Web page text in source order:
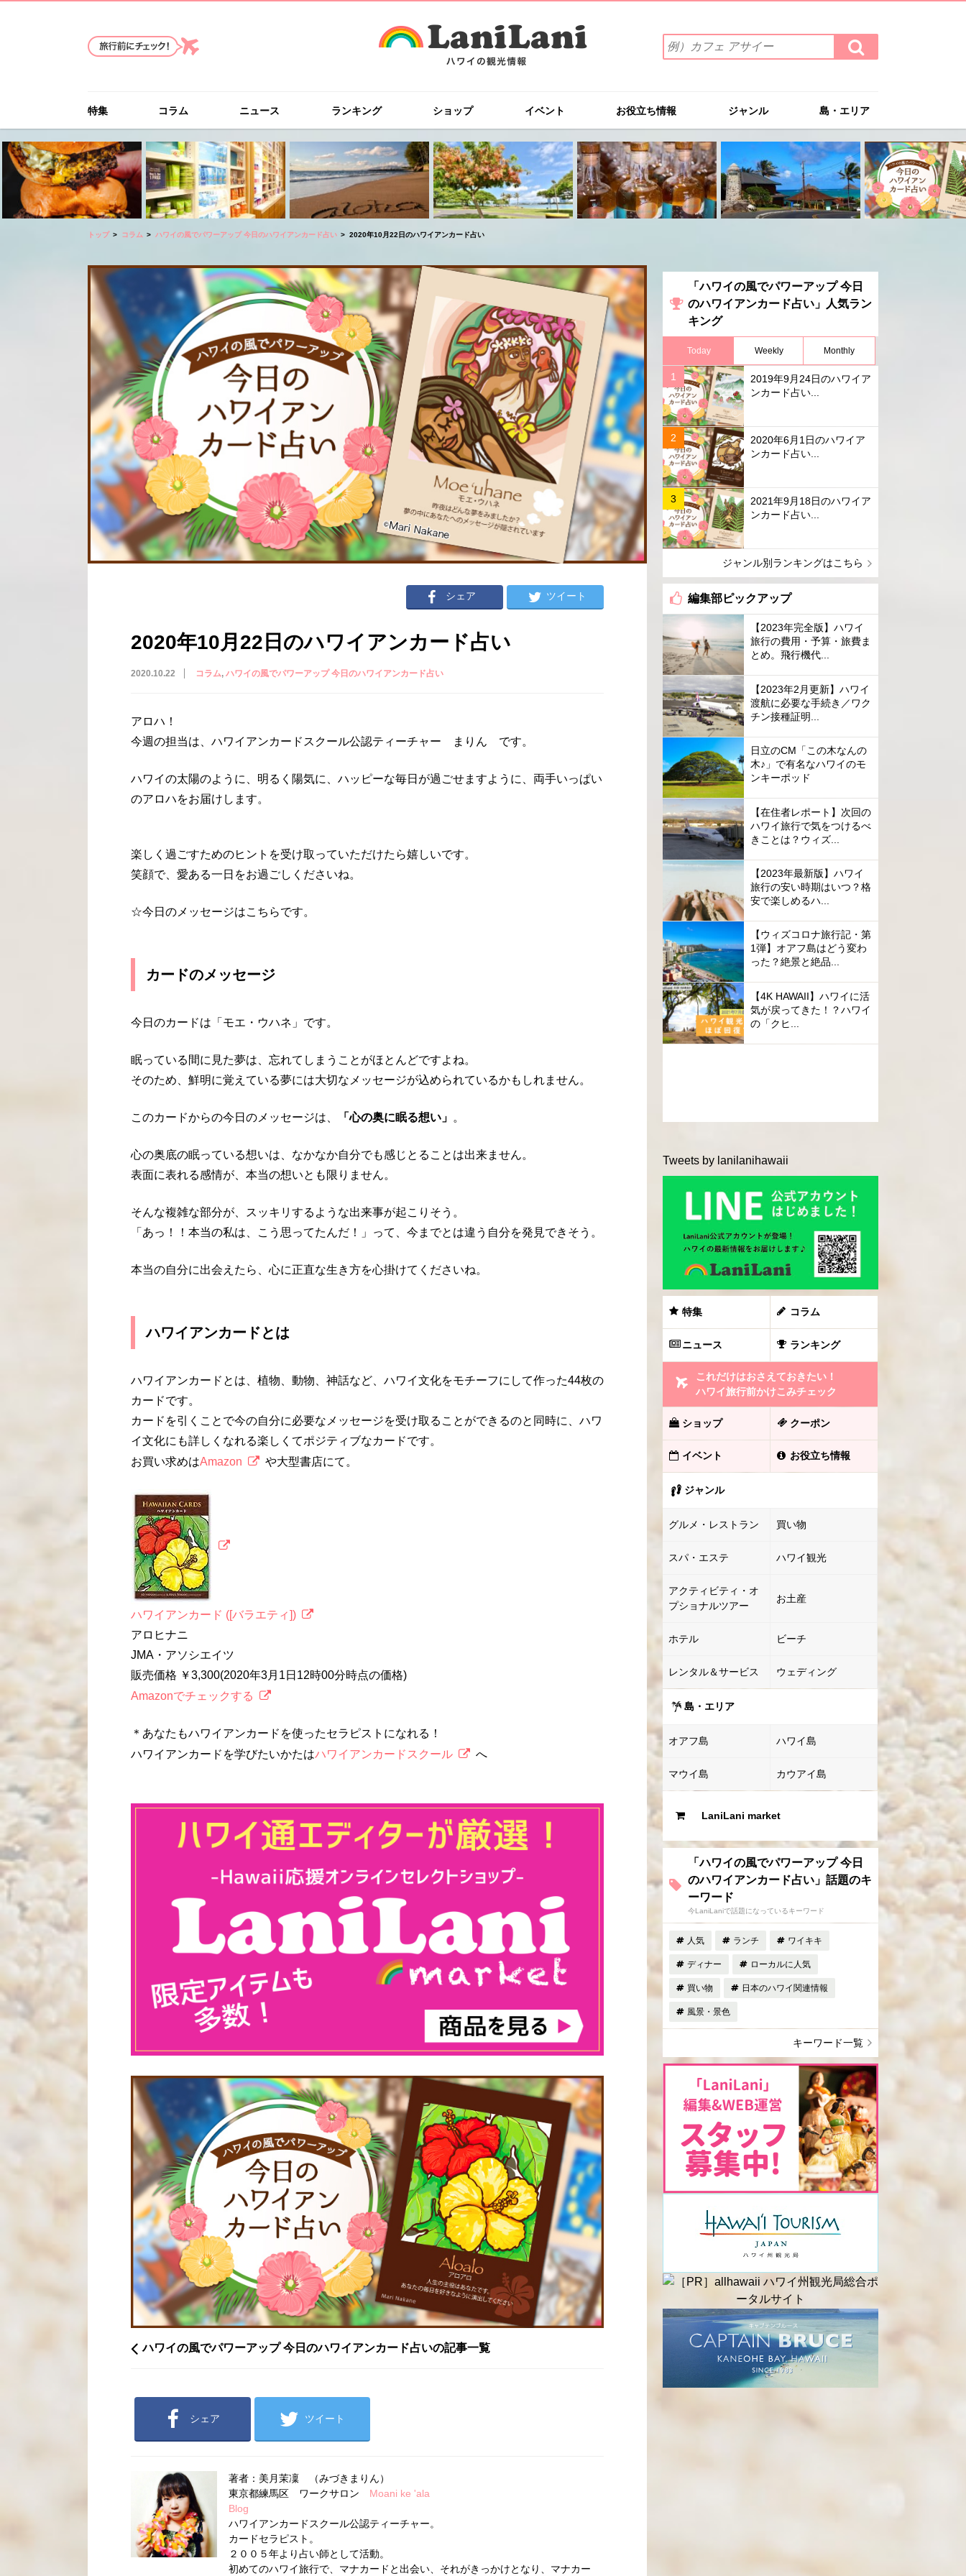
索
ワ
を
入
力
(例）
カ
フ
ェ
イ
検
索
す
特集 コラム ニュース ランキング ショップ イベント お役立ち情報 ジャンル 島・エリア
トップ コラム ハワイの風でパワーアップ 今日のハワイアンカード占い 2020年10月22日のハワイアンカード占い
シェア ツイート
2020年10月22日のハワイアンカード占い
2020.10.22 コラム ハワイの風でパワーアップ 今日のハワイアンカード占い
アロハ！
今週の担当は、ハワイアンカードスクール公認ティーチャー まりん です。
ハワイの太陽のように、明るく陽気に、ハッピーな毎日が過ごせますように、両手いっぱい
のアロハをお届けします。
楽しく過ごすためのヒントを受け取っていただけたら嬉しいです。
笑顔で、愛ある一日をお過ごしくださいね。
☆今日のメッセージはこちらです。
カードのメッセージ
今日のカードは「モエ・ウハネ」です。
眠っている間に見た夢は、忘れてしまうことがほとんどですよね。
そのため、鮮明に覚えている夢には大切なメッセージが込められているかもしれません。
このカードからの今日のメッセージは、 「心の奥に眠る想い」 。
心の奥底の眠っている想いは、なかなか自分でも感じとることは出来ません。
表面に表れる感情が、本当の想いとも限りません。
そんな複雑な部分が、スッキリするような出来事が起こりそう。
「あっ！！本当の私は、こう思ってたんだ！」って、今までとは違う自分を発見できそう。
本当の自分に出会えたら、心に正直な生き方を心掛けてくださいね。
ハワイアンカードとは
ハワイアンカードとは、植物、動物、神話など、ハワイ文化をモチーフにして作った44枚の
カードです。
カードを引くことで今の自分に必要なメッセージを受け取ることができるのと同時に、ハワ
イ文化にも詳しくなれる楽しくてポジティブなカードです。
お買い求めはAmazon や大型書店にて。
ハワイアンカード ([バラエティ])
アロヒナニ
JMA・アソシエイツ
販売価格 ￥3,300(2020年3月1日12時00分時点の価格)
Amazonでチェックする
＊あなたもハワイアンカードを使ったセラピストになれる！
ハワイアンカードを学びたいかたはハワイアンカードスクール へ
ハワイの風でパワーアップ 今日のハワイアンカード占いの記事一覧
シェア ツイート
著者：美月茉凜 （みづきまりん）
東京都練馬区 ワークサロン Moani ke 'ala
Blog
ハワイアンカードスクール公認ティーチャー。
カードセラピスト。
２００５年より占い師として活動。
初めてのハワイ旅行で、マナカードと出会い、それがきっかけとなり、マナカー
「ハワイの風でパワーアップ 今日
のハワイアンカード占い」人気ラン
キング
Today Weekly Monthly
2019年9月24日のハワイア
ンカード占い...
2020年6月1日のハワイア
ンカード占い...
2021年9月18日のハワイア
ンカード占い...
ジャンル別ランキングはこちら
編集部ピックアップ
【2023年完全版】ハワイ
旅行の費用・予算・旅費ま
とめ。飛行機代...
【2023年2月更新】ハワイ
渡航に必要な手続き／ワク
チン接種証明...
日立のCM「この木なんの
木♪」で有名なハワイのモ
ンキーポッド
【在住者レポート】次回の
ハワイ旅行で気をつけるべ
きことは？ウィズ...
【2023年最新版】ハワイ
旅行の安い時期はいつ？格
安で楽しめるハ...
【ウィズコロナ旅行記・第
1弾】オアフ島はどう変わ
った？絶景と絶品...
【4K HAWAII】ハワイに活
気が戻ってきた！？ハワイ
の「クヒ...
Tweets by lanilanihawaii
特集 コラム
ニュース ランキング
これだけはおさえておきたい！
ハワイ旅行前かけこみチェック
ショップ クーポン
イベント お役立ち情報
ジャンル
グルメ・レストラン 買い物
スパ・エステ ハワイ観光
アクティビティ・オ
プショナルツアー
お土産
ホテル ビーチ
レンタル＆サービス ウェディング
島・エリア
オアフ島 ハワイ島
マウイ島 カウアイ島
LaniLani market
「ハワイの風でパワーアップ 今日
のハワイアンカード占い」話題のキ
ーワード
今LaniLaniで話題になっているキーワード
人気 ランチ ワイキキ
ディナー ローカルに人気
買い物 日本のハワイ関連情報
風景・景色
キーワード一覧